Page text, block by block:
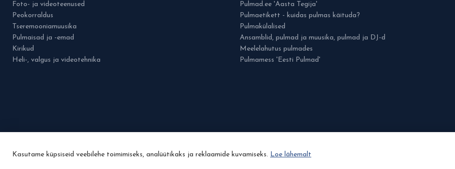
Foto- ja videoteenused
Peokorraldus
Tseremooniamuusika
Pulmaisad ja -emad
Kirikud
Heli-, valgus ja videotehnika
Pulmad.ee 'Aasta Tegija'
Pulmaetikett - kuidas pulmas käituda?
Pulmakülalised
Ansamblid, pulmad ja muusika, pulmad ja DJ-d
Meelelahutus pulmades
Pulmamess 'Eesti Pulmad'
© 2026 Osa Pulmad.ee.grupist. Kõik õigused kaitstud.
Kasutame küpsiseid veebilehe toimimiseks, analüütikaks ja reklaamide kuvamiseks. Loe lähemalt